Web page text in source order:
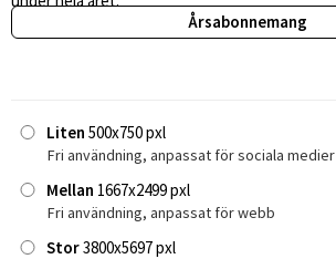
Årsabonnemang
Liten 500x750 pxl
Fri användning, anpassat för sociala medier
Mellan 1667x2499 pxl
Fri användning, anpassat för webb
Stor3800x5697 pxl